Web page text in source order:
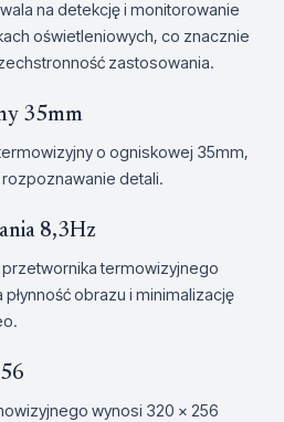
na detekcję i monitorowanie
oświetleniowych, co znacznie
zastosowania.
35mm
o ogniskowej 35mm,
detali.
8,3Hz
termowizyjnego
obrazu i minimalizację
wynosi 320 x 256